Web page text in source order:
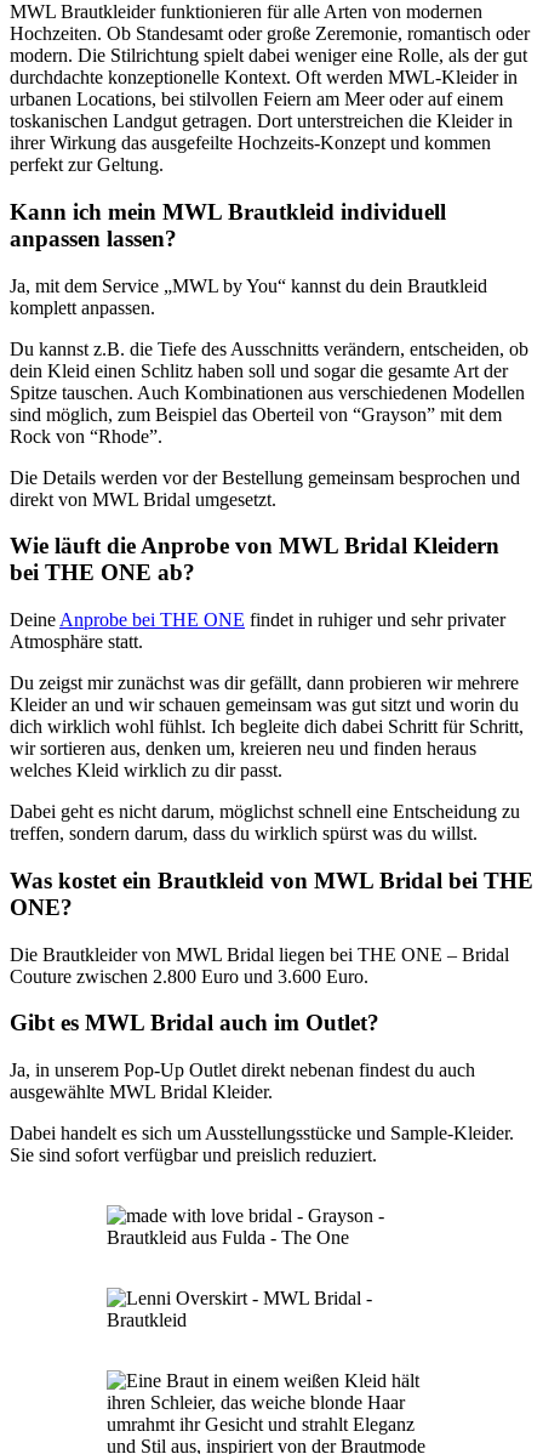
MWL Brautkleider funktionieren für alle Arten von modernen
Hochzeiten. Ob Standesamt oder große Zeremonie, romantisch oder
modern. Die Stilrichtung spielt dabei weniger eine Rolle, als der gut
durchdachte konzeptionelle Kontext. Oft werden MWL-Kleider in
urbanen Locations, bei stilvollen Feiern am Meer oder auf einem
toskanischen Landgut getragen. Dort unterstreichen die Kleider in
ihrer Wirkung das ausgefeilte Hochzeits-Konzept und kommen
perfekt zur Geltung.
Kann ich mein MWL Brautkleid individuell
anpassen lassen?
Ja, mit dem Service „MWL by You“ kannst du dein Brautkleid
komplett anpassen.
Du kannst z.B. die Tiefe des Ausschnitts verändern, entscheiden, ob
dein Kleid einen Schlitz haben soll und sogar die gesamte Art der
Spitze tauschen. Auch Kombinationen aus verschiedenen Modellen
sind möglich, zum Beispiel das Oberteil von “Grayson” mit dem
Rock von “Rhode”.
Die Details werden vor der Bestellung gemeinsam besprochen und
direkt von MWL Bridal umgesetzt.
Wie läuft die Anprobe von MWL Bridal Kleidern
bei THE ONE ab?
Deine Anprobe bei THE ONE findet in ruhiger und sehr privater
Atmosphäre statt.
Du zeigst mir zunächst was dir gefällt, dann probieren wir mehrere
Kleider an und wir schauen gemeinsam was gut sitzt und worin du
dich wirklich wohl fühlst. Ich begleite dich dabei Schritt für Schritt,
wir sortieren aus, denken um, kreieren neu und finden heraus
welches Kleid wirklich zu dir passt.
Dabei geht es nicht darum, möglichst schnell eine Entscheidung zu
treffen, sondern darum, dass du wirklich spürst was du willst.
Was kostet ein Brautkleid von MWL Bridal bei THE
ONE?
Die Brautkleider von MWL Bridal liegen bei THE ONE – Bridal
Couture zwischen 2.800 Euro und 3.600 Euro.
Gibt es MWL Bridal auch im Outlet?
Ja, in unserem Pop-Up Outlet direkt nebenan findest du auch
ausgewählte MWL Bridal Kleider.
Dabei handelt es sich um Ausstellungsstücke und Sample-Kleider.
Sie sind sofort verfügbar und preislich reduziert.